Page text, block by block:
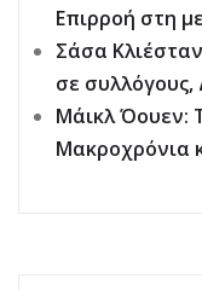
Επιρροή στη
Σάσα
σε συλλόγους,
Μάικλ Όουεν:
Μακροχρόνια